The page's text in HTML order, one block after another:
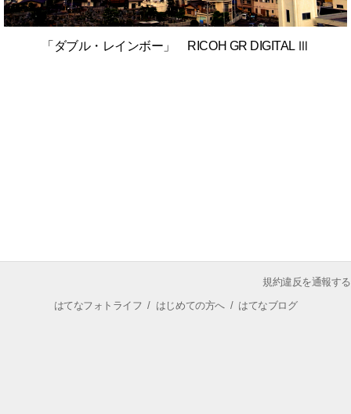
「ダブル・レインボー」 RICOH GR DIGITAL Ⅲ
規約違反を通報する
はてなフォトライフ / はじめての方へ/ はてなブログ